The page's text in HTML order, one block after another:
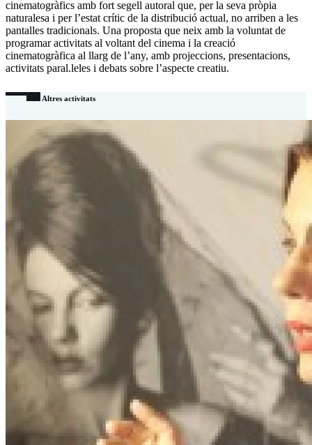
cinematogràfics amb fort segell autoral que, per la seva pròpia
naturalesa i per l’estat crític de la distribució actual, no arriben a les
pantalles tradicionals. Una proposta que neix amb la voluntat de
programar activitats al voltant del cinema i la creació
cinematogràfica al llarg de l’any, amb projeccions, presentacions,
activitats paral.leles i debats sobre l’aspecte creatiu.
Altres activitats